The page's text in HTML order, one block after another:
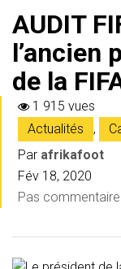
AUDIT
l’ancien
de la
1 915 vues
Actualités
,
Par afrikafoot
Fév 18, 2020
Pas commentaire